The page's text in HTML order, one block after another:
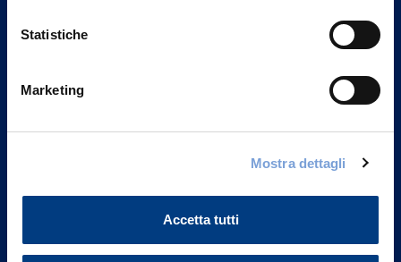
Statistiche
Marketing
Mostra dettagli
Accetta tutti
Vittoria Assicurazioni S.p.A.
Part. IVA 01329510158